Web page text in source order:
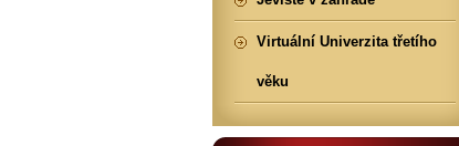
Virtuální Univerzita třetího
věku